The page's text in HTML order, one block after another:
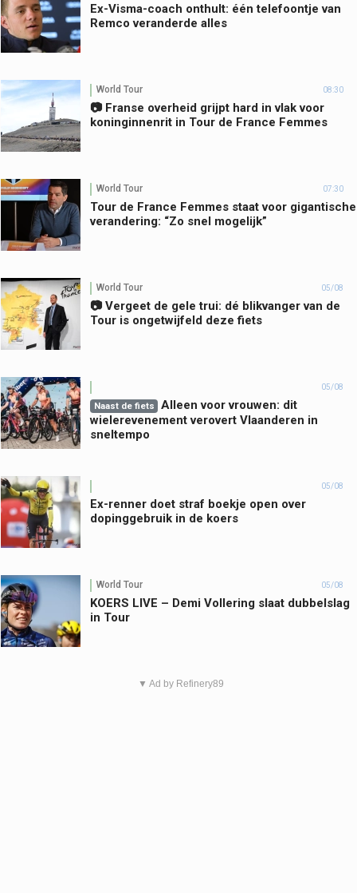
Ex-Visma-coach onthult: één telefoontje van
Remco veranderde alles
World Tour 08:30
📷 Franse overheid grijpt hard in vlak voor
koninginnenrit in Tour de France Femmes
World Tour 07:30
Tour de France Femmes staat voor gigantische
verandering: “Zo snel mogelijk”
World Tour 05/08
📷 Vergeet de gele trui: dé blikvanger van de
Tour is ongetwijfeld deze fiets
05/08
Naast de fiets
Alleen voor vrouwen: dit
wielerevenement verovert Vlaanderen in
sneltempo
05/08
Ex-renner doet straf boekje open over
dopinggebruik in de koers
World Tour 05/08
KOERS LIVE – Demi Vollering slaat dubbelslag
in Tour
▼ Ad by Refinery89